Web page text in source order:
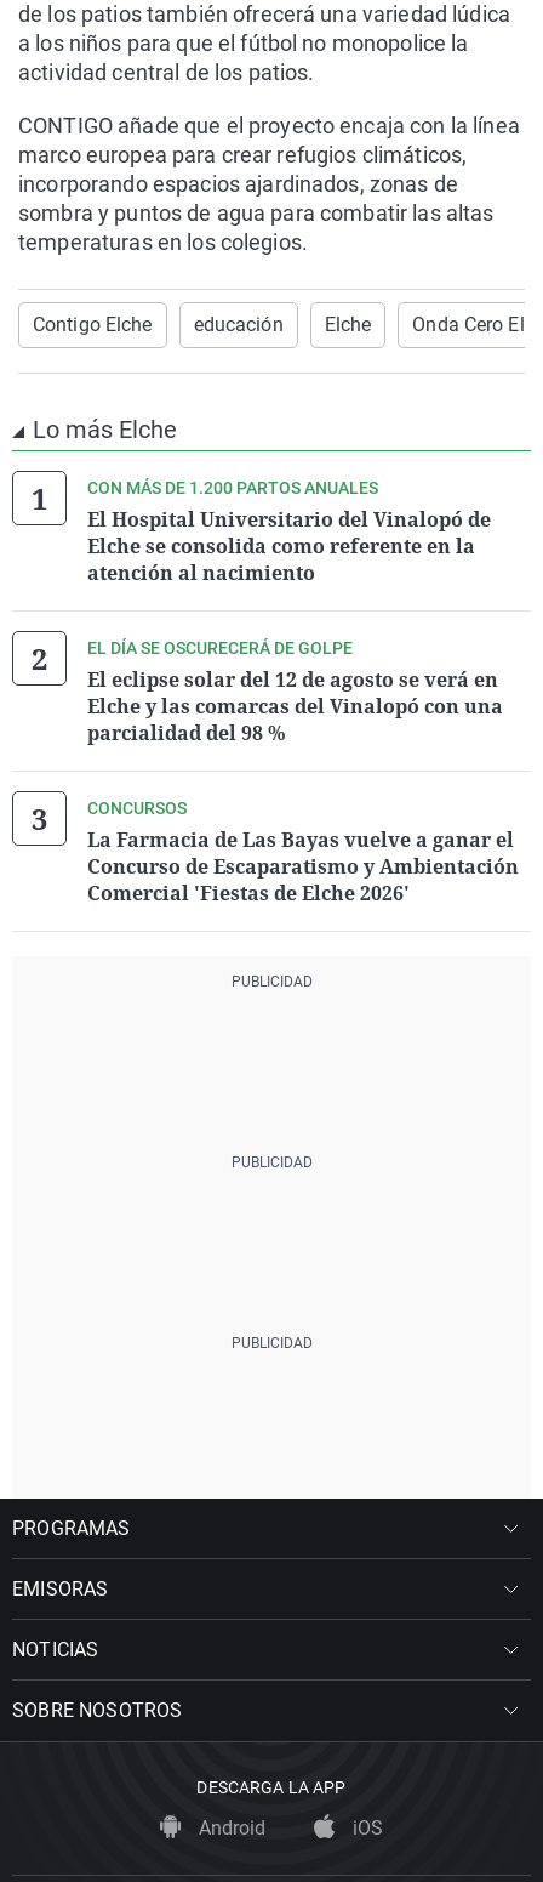
de los patios también ofrecerá una variedad lúdica
a los niños para que el fútbol no monopolice la
actividad central de los patios.
CONTIGO añade que el proyecto encaja con la línea
marco europea para crear refugios climáticos,
incorporando espacios ajardinados, zonas de
sombra y puntos de agua para combatir las altas
temperaturas en los colegios.
Contigo Elche educación Elche Onda Cero
Lo más Elche
CON MÁS DE 1.200 PARTOS ANUALES
El Hospital Universitario del Vinalopó de
Elche se consolida como referente en la
atención al nacimiento
EL DÍA SE OSCURECERÁ DE GOLPE
El eclipse solar del 12 de agosto se verá en
Elche y las comarcas del Vinalopó con una
parcialidad del 98 %
CONCURSOS
La Farmacia de Las Bayas vuelve a ganar el
Concurso de Escaparatismo y Ambientación
Comercial 'Fiestas de Elche 2026'
PROGRAMAS
EMISORAS
NOTICIAS
SOBRE NOSOTROS
DESCARGA LA APP
Android iOS